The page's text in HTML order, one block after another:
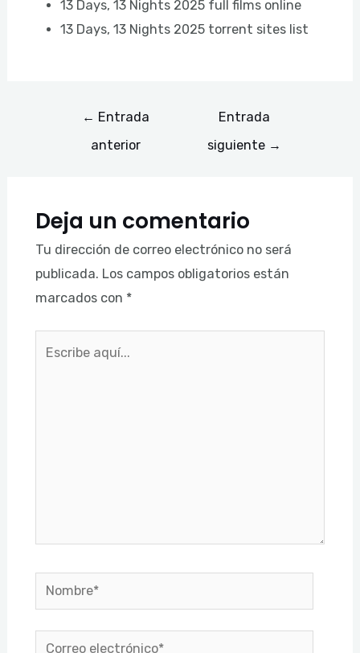
13 Days, 13 Nights 2025 full films online
13 Days, 13 Nights 2025 torrent sites list
← Entrada
anterior
Entrada
siguiente →
Deja un comentario
Tu dirección de correo electrónico no será
publicada. Los campos obligatorios están
marcados con *
Nombre*
Correo